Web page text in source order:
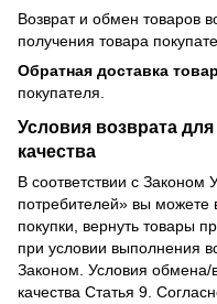
Возврат и обмен товаров
получения товара
Обратная доставка
покупателя.
Условия возврата
качества
В соответствии с
потребителей» вы можете
покупки, вернуть товары
при условии выполнения
Законом. Условия обмена/
качества Статья 9.